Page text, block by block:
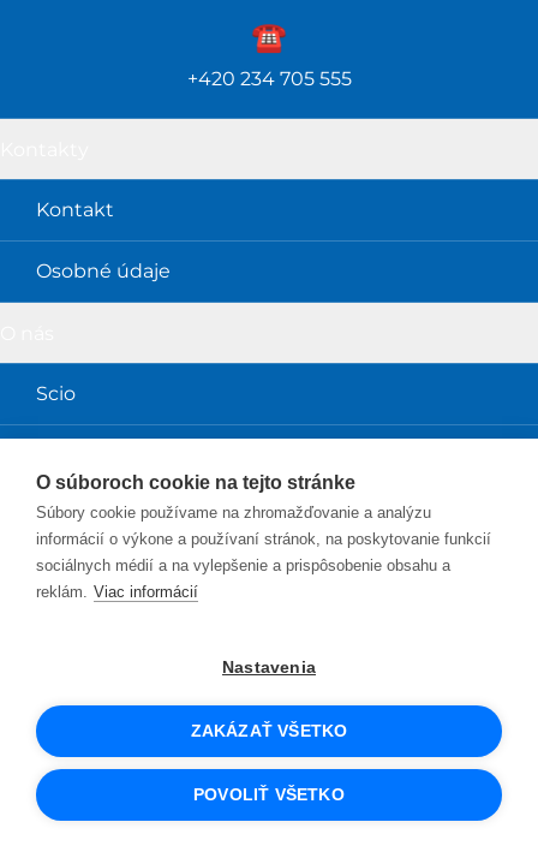
☎️️
+420 234 705 555
Kontakt
Osobné údaje
Scio
Magazín a prednášky
Magazín Perpetuum
© 2026 SCIO
a e-shop na mieru od PeckaDesign
O súboroch cookie na tejto stránke
Súbory cookie používame na zhromažďovanie a analýzu
informácií o výkone a používaní stránok, na poskytovanie funkcií
sociálnych médií a na vylepšenie a prispôsobenie obsahu a
reklám. Viac informácií
Nastavenia
ZAKÁZAŤ VŠETKO
POVOLIŤ VŠETKO